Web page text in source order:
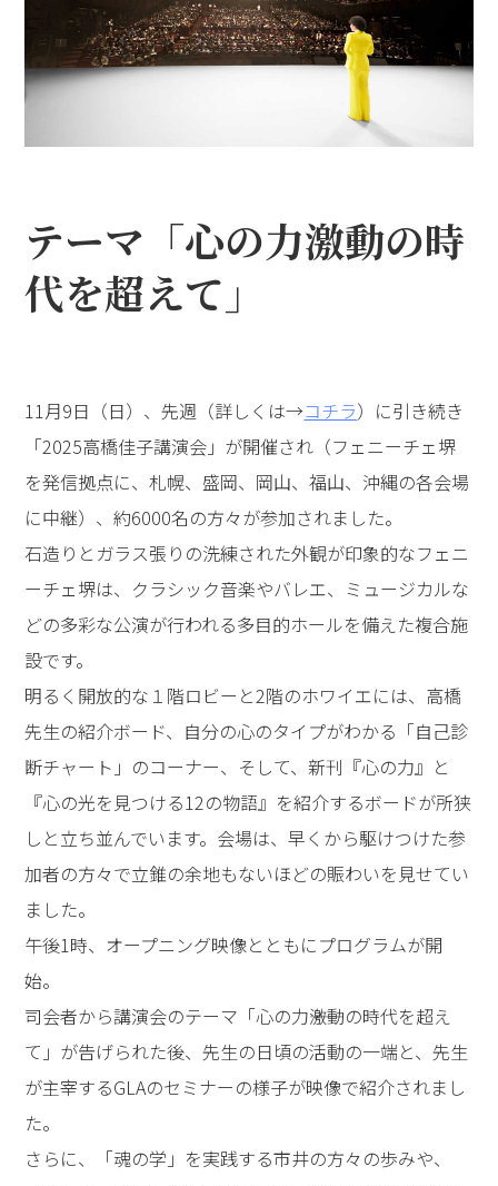
テーマ「心の力――激動の時
代を超えて」
11月9日（日）、先週（詳しくは→コチラ）に引き続き
「2025高橋佳子講演会」が開催され（フェニーチェ堺
を発信拠点に、札幌、盛岡、岡山、福山、沖縄の各会場
に中継）、約6000名の方々が参加されました。
石造りとガラス張りの洗練された外観が印象的なフェニ
ーチェ堺は、クラシック音楽やバレエ、ミュージカルな
どの多彩な公演が行われる多目的ホールを備えた複合施
設です。
明るく開放的な１階ロビーと2階のホワイエには、高橋
先生の紹介ボード、自分の心のタイプがわかる「自己診
断チャート」のコーナー、そして、新刊『心の力』と
『心の光を見つける12の物語』を紹介するボードが所狭
しと立ち並んでいます。会場は、早くから駆けつけた参
加者の方々で立錐の余地もないほどの賑わいを見せてい
ました。
午後1時、オープニング映像とともにプログラムが開
始。
司会者から講演会のテーマ「心の力――激動の時代を超え
て」が告げられた後、先生の日頃の活動の一端と、先生
が主宰するGLAのセミナーの様子が映像で紹介されまし
た。
さらに、「魂の学」を実践する市井の方々の歩みや、